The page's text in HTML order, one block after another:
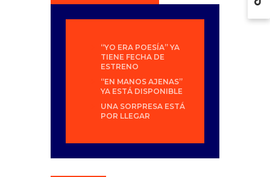
“YO ERA POESÍA” YA
TIENE FECHA DE
ESTRENO
“EN MANOS AJENAS”
YA ESTÁ DISPONIBLE
UNA SORPRESA ESTÁ
POR LLEGAR